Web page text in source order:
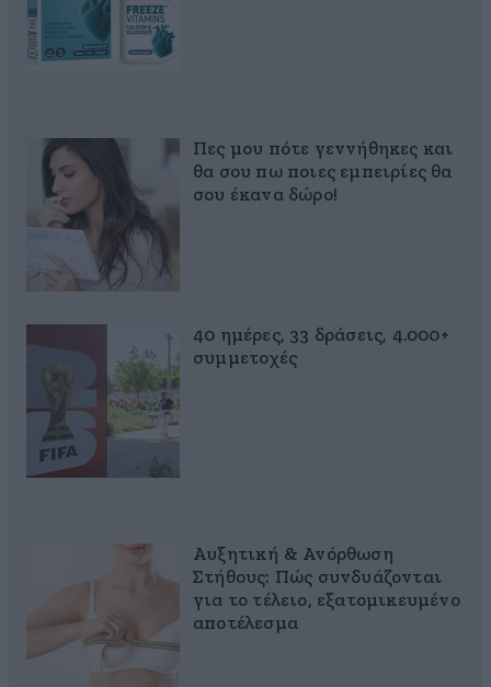
Πες μου πότε γεννήθηκες και
θα σου πω ποιες εμπειρίες θα
σου έκανα δώρο!
40 ημέρες, 33 δράσεις, 4.000+
συμμετοχές
Αυξητική & Ανόρθωση
Στήθους: Πώς συνδυάζονται
για το τέλειο, εξατομικευμένο
αποτέλεσμα